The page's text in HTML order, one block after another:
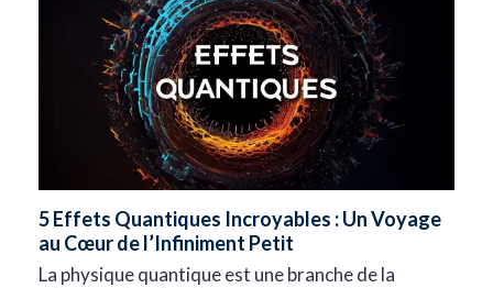
5 Effets Quantiques Incroyables : Un Voyage
au Cœur de l’Infiniment Petit
La physique quantique est une branche de la